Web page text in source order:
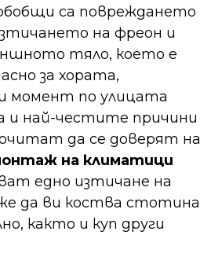
са повреждането
на фреон и
тяло, което е
за хората,
момент по улицата
и най-честите причини
да се доверят на
на климатици
едно изтичане на
да ви коства стотина
както и куп други